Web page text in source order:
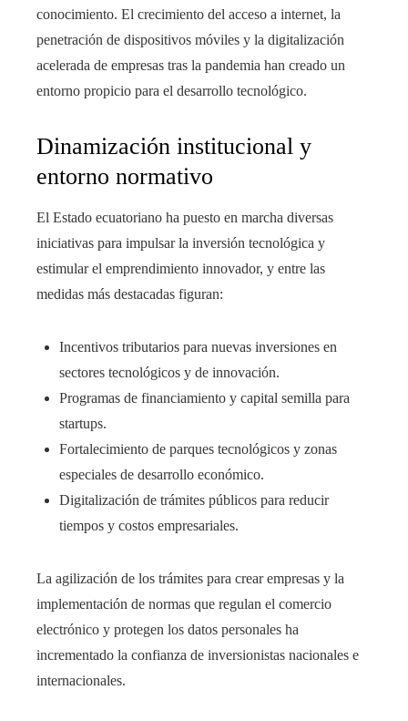
conocimiento. El crecimiento del acceso a internet, la
penetración de dispositivos móviles y la digitalización
acelerada de empresas tras la pandemia han creado un
entorno propicio para el desarrollo tecnológico.
Dinamización institucional y
entorno normativo
El Estado ecuatoriano ha puesto en marcha diversas
iniciativas para impulsar la inversión tecnológica y
estimular el emprendimiento innovador, y entre las
medidas más destacadas figuran:
Incentivos tributarios para nuevas inversiones en
sectores tecnológicos y de innovación.
Programas de financiamiento y capital semilla para
startups.
Fortalecimiento de parques tecnológicos y zonas
especiales de desarrollo económico.
Digitalización de trámites públicos para reducir
tiempos y costos empresariales.
La agilización de los trámites para crear empresas y la
implementación de normas que regulan el comercio
electrónico y protegen los datos personales ha
incrementado la confianza de inversionistas nacionales e
internacionales.